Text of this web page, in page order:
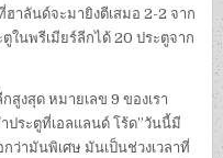
าลันด์จะมายิงตีเสมอ 2-2 จาก
ในพรีเมียร์ลีกได้ 20 ประตูจาก
สูงสุด หมายเลข 9 ของเรา
ประตูที่เอลแลนด์ โร้ด”วันนี้มี
ามันพิเศษ มันเป็นช่วงเวลาที่